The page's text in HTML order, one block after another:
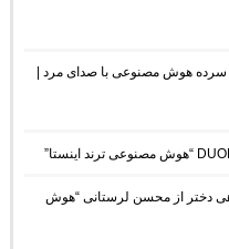
سرده هوش مصنوعی با صدای مرد |
دختر از محسن لرستانی “هوش